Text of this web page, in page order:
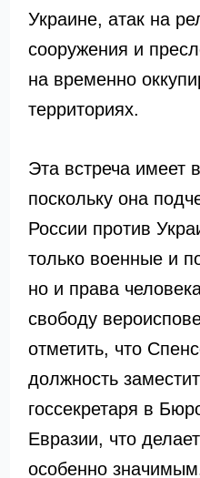
Украине, атак на
сооружения и
на временно
территориях.
Эта встреча имеет
поскольку она
России против
только военные и
но и права
свободу
отметить, что
должность
госсекретаря в
Евразии, что
особенно